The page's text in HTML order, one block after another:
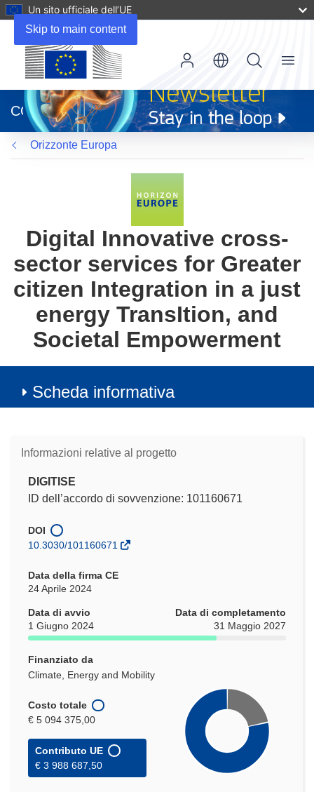
Skip to main content
Un sito ufficiale dell’UE
apre
in
una
nuova
finestra)
CORDIS
Menu
Orizzonte Europa
Digital Innovative cross-
sector services for Greater
citizen Integration in a just
energy TransItion, and
Societal Empowerment
Scheda informativa
Informazioni relative al progetto
DIGITISE
ID dell’accordo di sovvenzione: 101160671
DOI
10.3030/101160671
Data della firma CE
24 Aprile 2024
Data di avvio
1 Giugno 2024
Data di completamento
31 Maggio 2027
Finanziato da
Climate, Energy and Mobility
Costo totale
€ 5 094 375,00
Contributo UE
€ 3 988 687,50